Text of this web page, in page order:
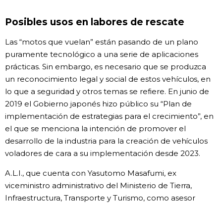
Posibles usos en labores de rescate
Las “motos que vuelan” están pasando de un plano
puramente tecnológico a una serie de aplicaciones
prácticas. Sin embargo, es necesario que se produzca
un reconocimiento legal y social de estos vehículos, en
lo que a seguridad y otros temas se refiere. En junio de
2019 el Gobierno japonés hizo público su “Plan de
implementación de estrategias para el crecimiento”, en
el que se menciona la intención de promover el
desarrollo de la industria para la creación de vehículos
voladores de cara a su implementación desde 2023.
A.L.I., que cuenta con Yasutomo Masafumi, ex
viceministro administrativo del Ministerio de Tierra,
Infraestructura, Transporte y Turismo, como asesor